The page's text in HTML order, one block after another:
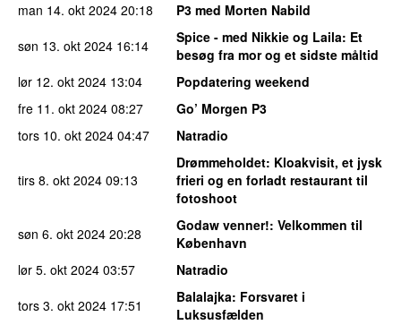
man 14. okt 2024 20:18
P3 med Morten Nabild
søn 13. okt 2024 16:14 Spice - med Nikkie og Laila: Et
besøg fra mor og et sidste måltid
lør 12. okt 2024 13:04
Popdatering weekend
fre 11. okt 2024 08:27
Go’ Morgen P3
tors 10. okt 2024 04:47 Natradio
tirs 8. okt 2024 09:13
Drømmeholdet: Kloakvisit, et jysk
frieri og en forladt restaurant til
fotoshoot
søn 6. okt 2024 20:28 Godaw venner!: Velkommen til
København
lør 5. okt 2024 03:57
Natradio
tors 3. okt 2024 17:51 Balalajka: Forsvaret i
Luksusfælden